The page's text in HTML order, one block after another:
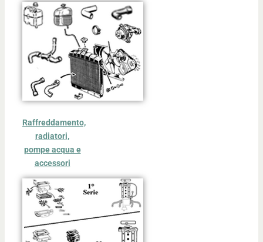
Raffreddamento,
radiatori,
pompe acqua e
accessori